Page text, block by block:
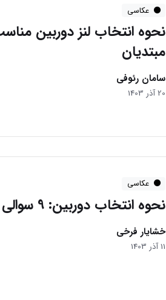
عکاسی
نحوه انتخاب لنز دوربین
مبتدیان
سامان رئوفی
20 آذر 1403
عکاسی
نحوه انتخاب دوربین: 9 سوالی که باید بپرسید
خشایار فرخی
11 آذر 1403